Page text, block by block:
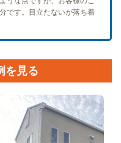
です。目立たないが落ち着
を見る